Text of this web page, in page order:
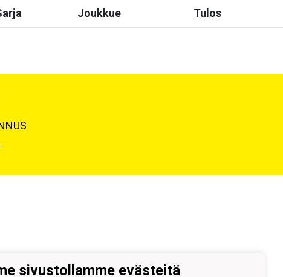
Joukkue Tulos
sivustollamme evästeitä